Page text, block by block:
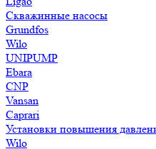
Скважинные насосы
Grundfos
Wilo
UNIPUMP
Ebara
CNP
Vansan
Caprari
Установки повышения
Wilo